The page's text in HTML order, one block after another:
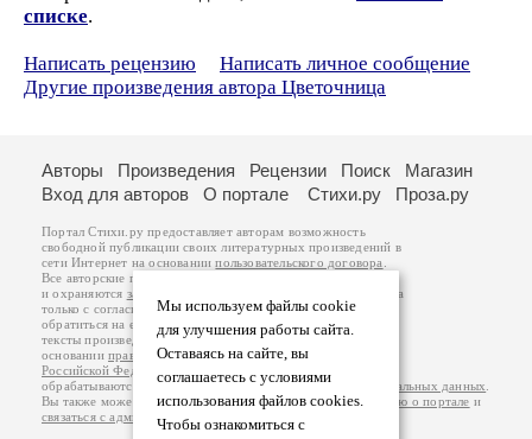
списке.
Написать рецензию
Написать личное сообщение
Другие произведения автора Цветочница
Мы используем файлы cookie
для улучшения работы сайта.
Оставаясь на сайте, вы
соглашаетесь с условиями
использования файлов cookies.
Чтобы ознакомиться с
Авторы Произведения Рецензии Поиск
Магазин
Вход для авторов
О портале Стихи.ру Проза.ру
Портал Стихи.ру предоставляет авторам возможность
свободной публикации своих литературных произведений в
сети Интернет на основаниипользовательского договора
Все авторские права на произведения принадлежат авторам
и охраняются законом
. Перепечатка произведений возможна
только с согласия его автора, к которому вы можете
обратиться на его авторской странице. Ответственность за
тексты произведений авторы несут самостоятельно на
основанииправил публикацииизаконодательства
Российской Федерации
обрабатываются на основанииПолитики обработки персональных данных
Вы также можете посмотреть более подробнуюинформацию о портале и
связаться с администрацией